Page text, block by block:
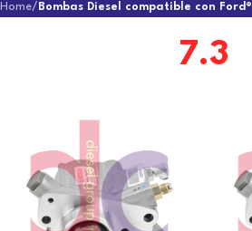
Home/ Bombas Diesel compatible con Ford®
7.3